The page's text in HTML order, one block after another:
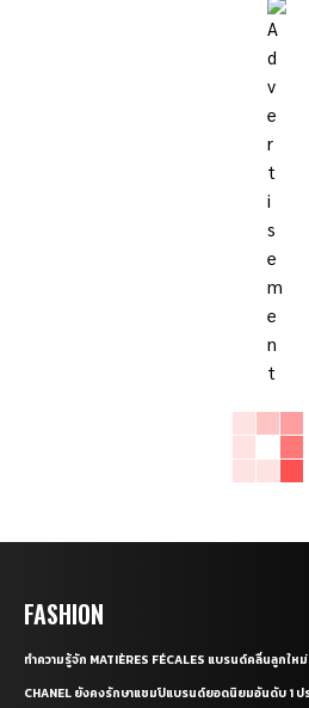
FASHION
ทำความรู้จัก MATIÈRES FÉCALES แบรนด์คลื่นลูกใหม่
CHANEL ยังคงรักษาแชมป์แบรนด์ยอดนิยมอันดับ 1 ป